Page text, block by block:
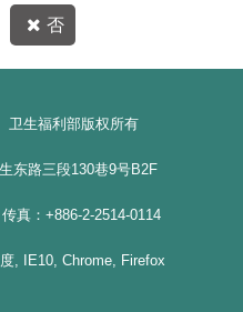
否
生福利部版权所有
东路三段130巷9号B2F
真：+886-2-2514-0114
, IE10, Chrome, Firefox